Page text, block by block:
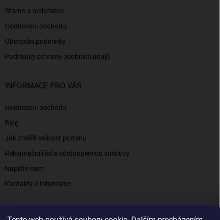
Storno a reklamace
Hodnocení obchodu
Obchodní podmínky
Podmínky ochrany osobních údajů
INFORMACE PRO VÁS
Hodnocení obchodu
Blog
Jak změřit velikost prstenu
Reklamační řád a odstoupení od smlouvy
Napište nám
Kontakty a informace